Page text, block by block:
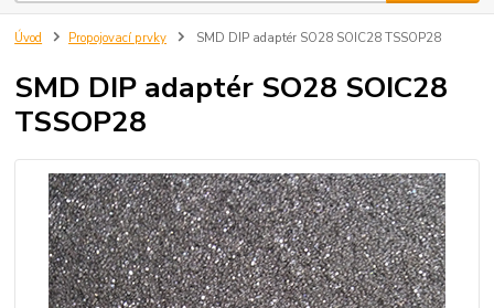
Úvod Propojovací prvky SMD DIP adaptér SO28 SOIC28 TSSOP28
SMD DIP adaptér SO28 SOIC28
TSSOP28